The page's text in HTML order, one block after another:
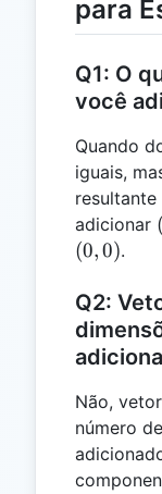
para
Q1: O
você
Quando
iguais,
adicionar (
(0,0).
Q2:
Não,
número